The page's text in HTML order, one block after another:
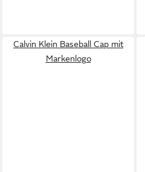
Calvin Klein Baseball Cap mit
Markenlogo